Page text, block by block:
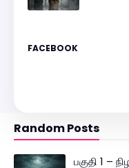
FACEBOOK
Random Posts
பகுதி 1 –